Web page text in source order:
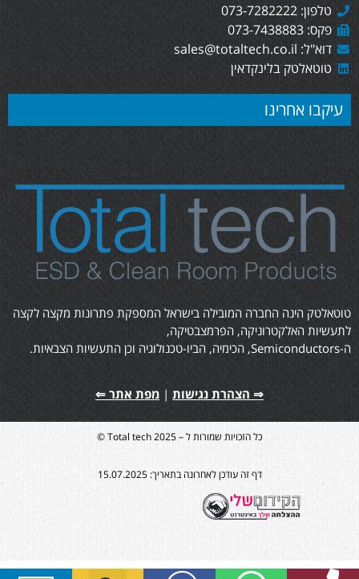
טלפון: 073-7282222
פקס: 073-7438883
דוא"ל: sales@totaltech.co.il
טוטאלטק בלינקדאין
עיקבו אחרינו
טוטאלטק הינה החברה המובילה בישראל המספקת פתרונות מקצה לקצה
לתעשיות האלקטרוניקה, הפרמצבטיקה,
ה-Semiconductors, הכימיה, הביו-טכנולוגיה וכן התעשיות הצבאיות.
⇒ הצהרת נגישות | מפת אתר ⇐
כל הזכויות שמורות ל – Total tech 2025 ©
דף זה עודכן לאחרונה בתאריך: 15.07.2025